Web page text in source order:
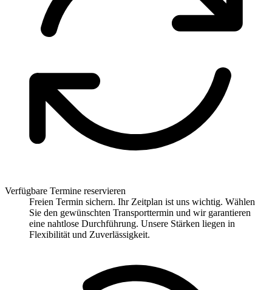
Verfügbare Termine reservieren
Freien Termin sichern. Ihr Zeitplan ist uns wichtig. Wählen
Sie den gewünschten Transporttermin und wir garantieren
eine nahtlose Durchführung. Unsere Stärken liegen in
Flexibilität und Zuverlässigkeit.